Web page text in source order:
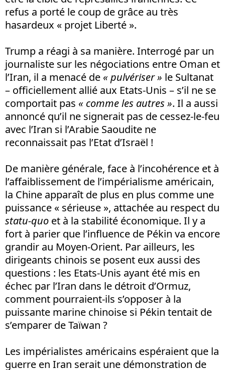
refus a porté le coup de grâce au très
hasardeux « projet Liberté ».
Trump a réagi à sa manière. Interrogé par un
journaliste sur les négociations entre Oman et
l’Iran, il a menacé de « pulvériser » le Sultanat
– officiellement allié aux Etats-Unis – s’il ne se
comportait pas « comme les autres ». Il a aussi
annoncé qu’il ne signerait pas de cessez-le-feu
avec l’Iran si l’Arabie Saoudite ne
reconnaissait pas l’Etat d’Israël !
De manière générale, face à l’incohérence et à
l’affaiblissement de l’impérialisme américain,
la Chine apparaît de plus en plus comme une
puissance « sérieuse », attachée au respect du
statu-quo et à la stabilité économique. Il y a
fort à parier que l’influence de Pékin va encore
grandir au Moyen-Orient. Par ailleurs, les
dirigeants chinois se posent eux aussi des
questions : les Etats-Unis ayant été mis en
échec par l’Iran dans le détroit d’Ormuz,
comment pourraient-ils s’opposer à la
puissante marine chinoise si Pékin tentait de
s’emparer de Taïwan ?
Les impérialistes américains espéraient que la
guerre en Iran serait une démonstration de